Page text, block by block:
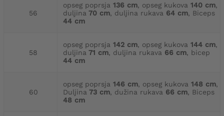
56
opseg poprsja 136 cm, opseg kukova 140 cm,
duljina 70 cm, duljina rukava 64 cm, Biceps
44 cm
58
opseg poprsja 142 cm, opseg kukova 144 cm,
duljina 71 cm, duljina rukava 66 cm, bicep
44 cm
60
opseg poprsja 146 cm, opseg kukova 148 cm,
Duljina 73 cm, dužina rukava 66 cm, Biceps
48 cm